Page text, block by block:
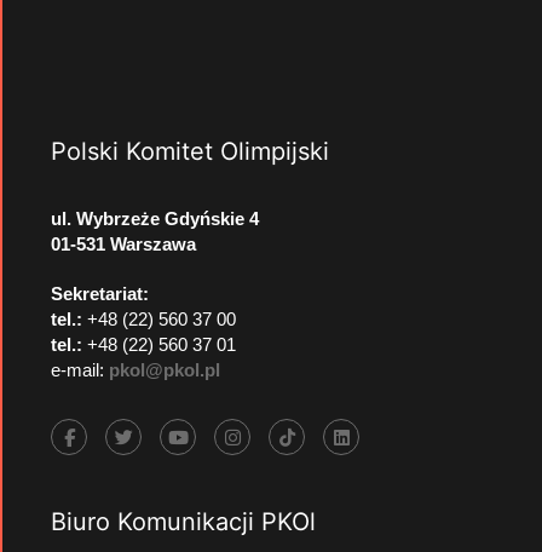
Polski Komitet Olimpijski
ul. Wybrzeże Gdyńskie 4
01-531 Warszawa
Sekretariat:
tel.: +48 (22) 560 37 00
tel.: +48 (22) 560 37 01
e-mail: pkol@pkol.pl
Biuro Komunikacji PKOl